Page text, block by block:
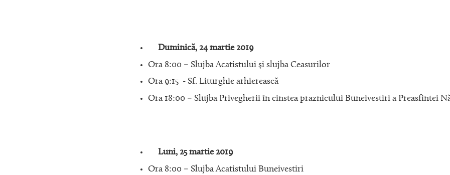
Duminică, 24 martie 2019
Ora 8:00 – Slujba Acatistului și slujba Ceasurilor
Ora 9:15 - Sf. Liturghie arhierească
Ora 18:00 – Slujba Privegherii în cinstea praznicului Buneivestiri a Preasfintei
Luni, 25 martie 2019
Ora 8:00 – Slujba Acatistului Buneivestiri